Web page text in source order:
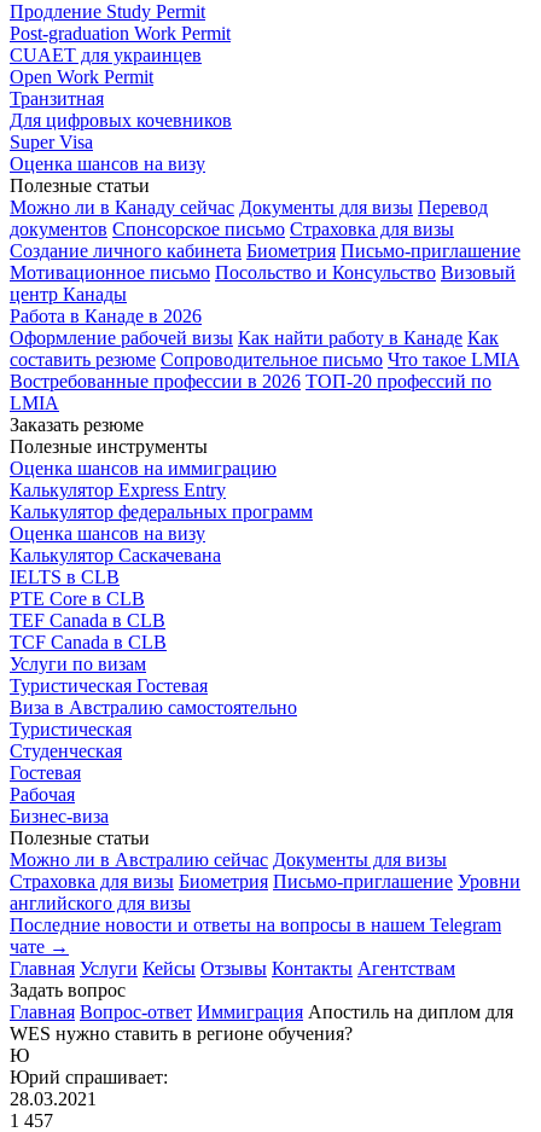
Продление Study Permit
Post-graduation Work Permit
CUAET для украинцев
Open Work Permit
Транзитная
Для цифровых кочевников
Super Visa
Оценка шансов на визу
Полезные статьи
Можно ли в Канаду сейчас Документы для визы Перевод
документов Спонсорское письмо Страховка для визы
Создание личного кабинета Биометрия Письмо-приглашение
Мотивационное письмо Посольство и Консульство Визовый
центр Канады
Работа в Канаде в 2026
Оформление рабочей визы Как найти работу в Канаде Как
составить резюме Сопроводительное письмо Что такое LMIA
Востребованные профессии в 2026 ТОП-20 профессий по
LMIA
Заказать резюме
Полезные инструменты
Оценка шансов на иммиграцию
Калькулятор Express Entry
Калькулятор федеральных программ
Оценка шансов на визу
Калькулятор Саскачевана
IELTS в CLB
PTE Core в CLB
TEF Canada в CLB
TCF Canada в CLB
Услуги по визам
Туристическая Гостевая
Виза в Австралию самостоятельно
Туристическая
Студенческая
Гостевая
Рабочая
Бизнес-виза
Полезные статьи
Можно ли в Австралию сейчас Документы для визы
Страховка для визы Биометрия Письмо-приглашение Уровни
английского для визы
Последние новости и ответы на вопросы в нашем Telegram
чате →
Главная Услуги Кейсы Отзывы Контакты Агентствам
Задать вопрос
Главная Вопрос-ответ Иммиграция Апостиль на диплом для
WES нужно ставить в регионе обучения?
Ю
Юрий спрашивает:
28.03.2021
1 457